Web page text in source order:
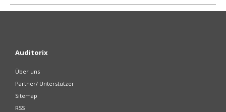
Auditorix
Über uns
Partner/ Unterstützer
Sitemap
RSS